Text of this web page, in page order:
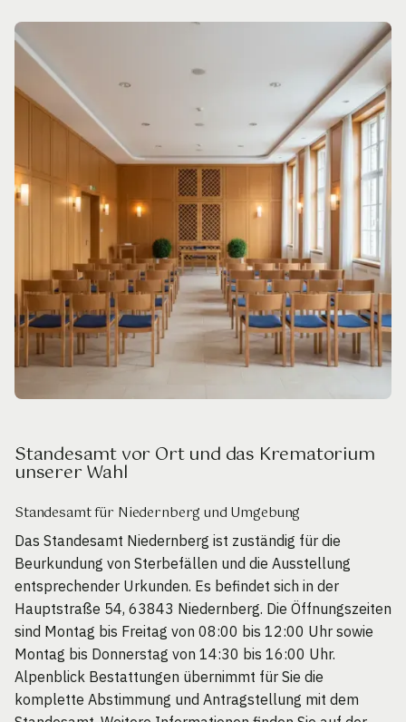
Standesamt vor Ort und das Krematorium
unserer Wahl
Standesamt für Niedernberg und Umgebung
Das Standesamt Niedernberg ist zuständig für die
Beurkundung von Sterbefällen und die Ausstellung
entsprechender Urkunden. Es befindet sich in der
Hauptstraße 54, 63843 Niedernberg. Die Öffnungszeiten
sind Montag bis Freitag von 08:00 bis 12:00 Uhr sowie
Montag bis Donnerstag von 14:30 bis 16:00 Uhr.
Alpenblick Bestattungen übernimmt für Sie die
komplette Abstimmung und Antragstellung mit dem